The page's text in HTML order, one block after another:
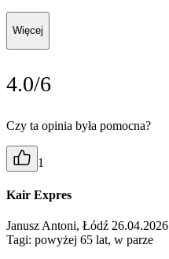
Więcej
4.0/6
Czy ta opinia była pomocna?
1
Kair Expres
Janusz Antoni, Łódź 26.04.2026
Tagi: powyżej 65 lat, w parze